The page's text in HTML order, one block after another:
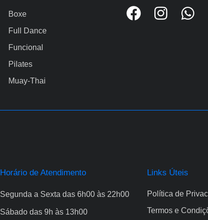
Boxe
Full Dance
Funcional
Pilates
Muay-Thai
Horário de Atendimento
Segunda a Sexta das 6h00 às 22h00
Sábado das 9h às 13h00
Links Úteis
Política de
Termos e